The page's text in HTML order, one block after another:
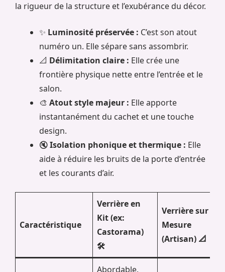
la rigueur de la structure et l’exubérance du décor.
✨ Luminosité préservée : C’est son atout
numéro un. Elle sépare sans assombrir.
📐 Délimitation claire : Elle crée une
frontière physique nette entre l’entrée et le
salon.
🎨 Atout style majeur : Elle apporte
instantanément du cachet et une touche
design.
🔇Isolation phonique et thermique : Elle
aide à réduire les bruits de la porte d’entrée
et les courants d’air.
Caractéristique
Verrière en
Kit (ex:
Castorama)
🛠️
Verrière sur
Mesure
(Artisan) 📐
Abordable,